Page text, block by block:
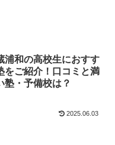
浦和の高校生におすす
をご紹介！口コミと満
塾・予備校は？
2025.06.03